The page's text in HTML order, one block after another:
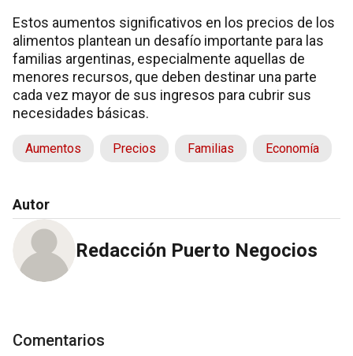
Estos aumentos significativos en los precios de los
alimentos plantean un desafío importante para las
familias argentinas, especialmente aquellas de
menores recursos, que deben destinar una parte
cada vez mayor de sus ingresos para cubrir sus
necesidades básicas.
Aumentos Precios Familias Economía
Autor
Redacción Puerto Negocios
Comentarios